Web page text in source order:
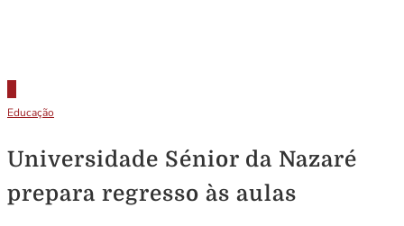
Educação
Universidade Sénior da Nazaré
prepara regresso às aulas